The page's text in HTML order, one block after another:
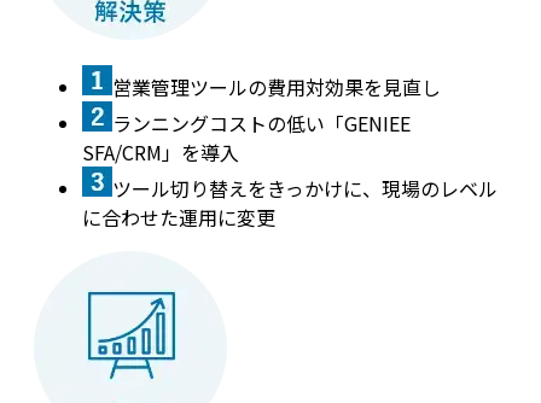
営業管理ツールの費用対効果を見直し
ランニングコストの低い「GENIEE
SFA/CRM」を導入
ツール切り替えをきっかけに、現場のレベル
に合わせた運用に変更